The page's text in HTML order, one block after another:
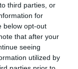
third parties, or
for
below opt-out
that after your
seeing
utilized by
Β' 17-19,